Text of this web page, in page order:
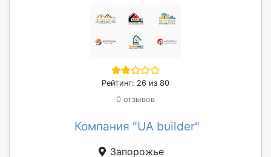
Рейтинг: 26 из 80
0 отзывов
Компания "UA builder"
Запорожье